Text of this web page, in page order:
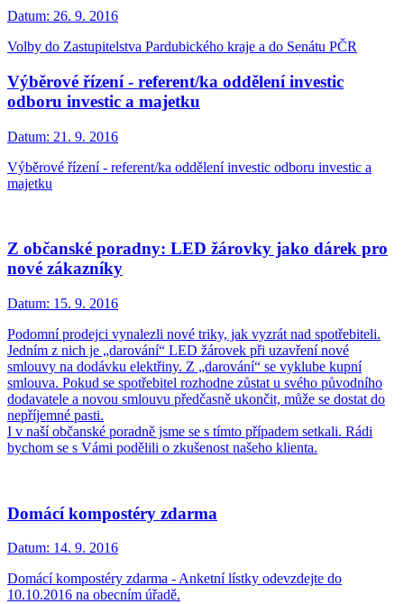
Datum: 26. 9. 2016
Volby do Zastupitelstva Pardubického kraje a do Senátu PČR
Výběrové řízení - referent/ka oddělení investic
odboru investic a majetku
Datum: 21. 9. 2016
Výběrové řízení - referent/ka oddělení investic odboru investic a
majetku
Z občanské poradny: LED žárovky jako dárek pro
nové zákazníky
Datum: 15. 9. 2016
Podomní prodejci vynalezli nové triky, jak vyzrát nad spotřebiteli.
Jedním z nich je „darování“ LED žárovek při uzavření nové
smlouvy na dodávku elektřiny. Z „darování“ se vyklube kupní
smlouva. Pokud se spotřebitel rozhodne zůstat u svého původního
dodavatele a novou smlouvu předčasně ukončit, může se dostat do
nepříjemné pasti.
I v naší občanské poradně jsme se s tímto případem setkali. Rádi
bychom se s Vámi podělili o zkušenost našeho klienta.
Domácí kompostéry zdarma
Datum: 14. 9. 2016
Domácí kompostéry zdarma - Anketní lístky odevzdejte do
10.10.2016 na obecním úřadě.